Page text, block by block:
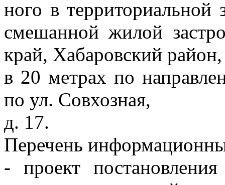
ного в
смешанной жилой
край, Хабаровский
в 20 метрах по
по ул. Совхозная,
д. 17.
Перечень
- проект